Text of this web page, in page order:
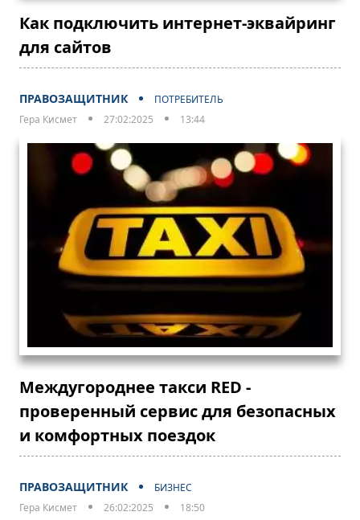
Как подключить интернет-эквайринг
для сайтов
ПРАВОЗАЩИТНИК
ПОТРЕБИТЕЛЬ
Гера Кисмет
27:02:2025 13:44
Междугороднее такси RED -
проверенный сервис для безопасных
и комфортных поездок
ПРАВОЗАЩИТНИК
БИЗНЕС
Гера Кисмет
26:02:2025 18:50